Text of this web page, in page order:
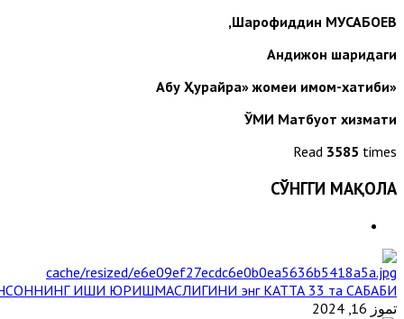
Шарофиддин МУСАБОЕВ,
Андижон шаҳридаги
«Абу Ҳурайра» жомеи имом-хатиби
ЎМИ Матбуот хизмати
Read 3585 times
СЎНГГИ МАҚОЛА
ИШИ ЮРИШМАСЛИГИНИ энг КАТТА 33 та САБАБИ
تموز 16, 2024